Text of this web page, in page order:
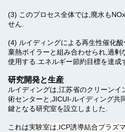
(3) このプロセス全体では,廃水も
せん.
(4) ルイディングによる再生性催化
棄熱ボイラーと組み合わせられ,過剰
使用する.エネルギー節約目標を達成
研究開発と生産
ルイディングは,江苏省のクリーン
術センターと,JICUI-ルイディング共
鍵となる研究室を設立しました.
これは実験室は,ICP誘導結合プラズ